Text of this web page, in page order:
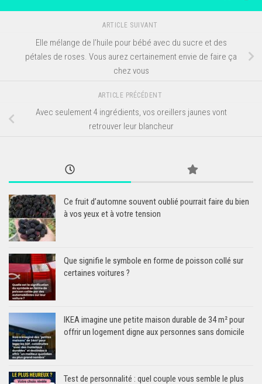
ARTICLE SUIVANT
Elle mélange de l’huile pour bébé avec du sucre et des
pétales de roses. Vous aurez certainement envie de faire ça
chez vous
ARTICLE PRÉCÉDENT
Avec seulement 4 ingrédients, vos oreillers jaunes vont
retrouver leur blancheur
Ce fruit d’automne souvent oublié pourrait faire du bien
à vos yeux et à votre tension
Que signifie le symbole en forme de poisson collé sur
certaines voitures ?
IKEA imagine une petite maison durable de 34 m² pour
offrir un logement digne aux personnes sans domicile
Test de personnalité : quel couple vous semble le plus